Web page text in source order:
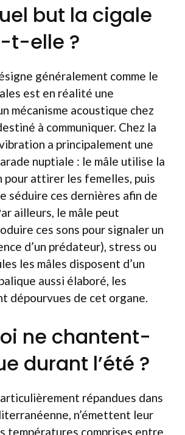
but la cigale
t-elle ?
généralement comme le
est en réalité une
mécanisme acoustique chez
à communiquer. Chez la
a principalement une
nuptiale : le mâle utilise la
pour attirer les femelles, puis
séduire ces dernières afin de
ailleurs, le mâle peut
ces sons pour signaler un
d’un prédateur), stress ou
les mâles disposent d’un
aussi élaboré, les
dépourvues de cet organe.
ne chantent-
durant l’été ?
répandues dans
n’émettent leur
températures comprises entre